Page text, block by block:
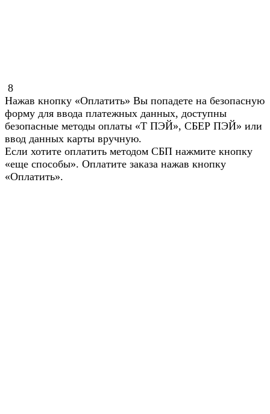
8
Нажав кнопку «Оплатить» Вы попадете на безопасную
форму для ввода платежных данных, доступны
безопасные методы оплаты «Т ПЭЙ», СБЕР ПЭЙ» или
ввод данных карты вручную.
Если хотите оплатить методом СБП нажмите кнопку
«еще способы». Оплатите заказа нажав кнопку
«Оплатить».